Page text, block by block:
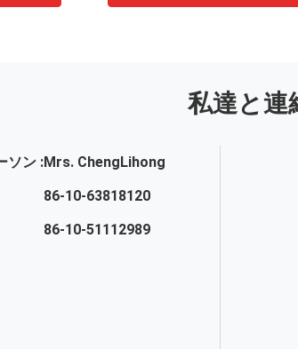
私達と連
ソン :Mrs. ChengLihong
86-10-63818120
86-10-51112989